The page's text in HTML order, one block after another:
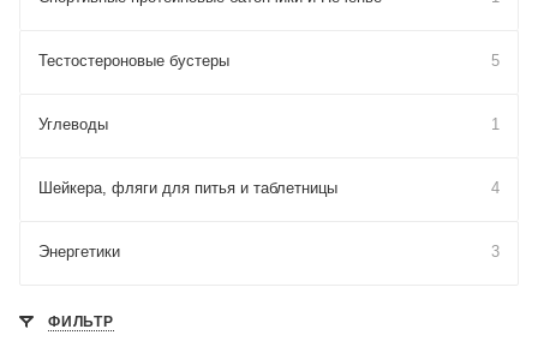
Тестостероновые бустеры 5
Углеводы 1
Шейкера, фляги для питья и таблетницы 4
Энергетики 3
ФИЛЬТР